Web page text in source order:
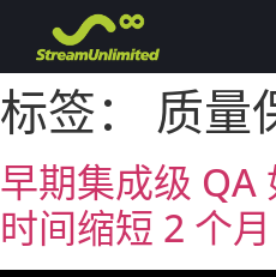
标签： 质量
早期集成级 QA
时间缩短 2 个月